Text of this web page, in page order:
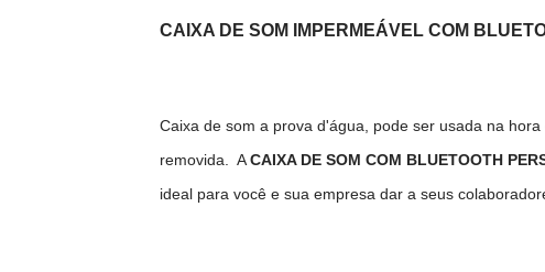
CAIXA DE SOM IMPERMEÁVEL COM
Caixa de som a prova d'água, pode ser usada na
removida. ACAIXA DE SOM COM BLUETOOTH
ideal para você e sua empresa dar a seus